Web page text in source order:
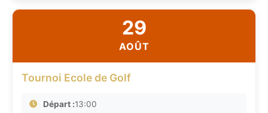
29
AOÛT
Tournoi Ecole de Golf
Départ :13:00